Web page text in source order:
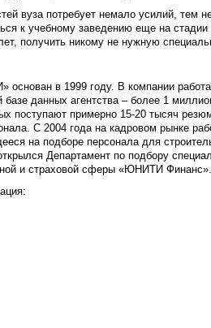
вуза потребует немало усилий, тем
к учебному заведению еще на
получить никому не нужную
основан в 1999 году. В компании
данных агентства – более 1
поступают примерно 15-20 тысяч
С 2004 года на кадровом рынке
на подборе персонала для
Департамент по подбору
и страховой сферы «ЮНИТИ Финанс».